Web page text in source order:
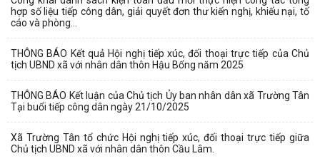
hợp số liệu tiếp công dân, giải quyết đơn thư kiến nghị, khiếu nại, tố
cáo và phòng...
THÔNG BÁO Kết quả Hội nghị tiếp xúc, đối thoại trực tiếp của Chủ
tịch UBND xã với nhân dân thôn Hậu Bổng năm 2025
THÔNG BÁO Kết luận của Chủ tịch Ủy ban nhân dân xã Trường Tân
Tại buổi tiếp công dân ngày 21/10/2025
Xã Trường Tân tổ chức Hội nghị tiếp xúc, đối thoại trực tiếp giữa
Chủ tịch UBND xã với nhân dân thôn Cầu Lâm.